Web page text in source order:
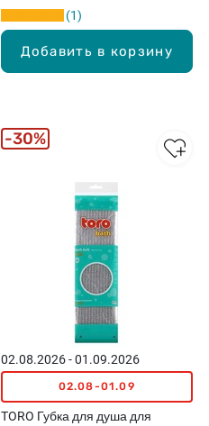
Добавить в корзину
1
02.08.2026 - 01.09.2026
02.08-01.09
TORO Губка для душа для
30%